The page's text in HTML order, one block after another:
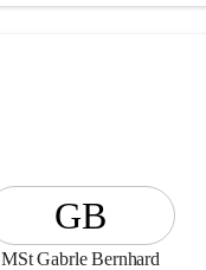
GB
MSt Gabrle Bernhard